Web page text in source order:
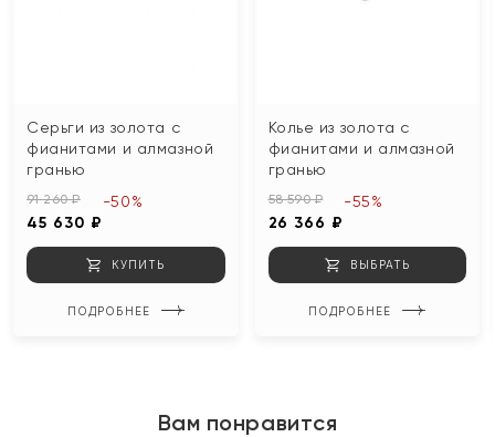
Серьги из золота с
фианитами и алмазной
гранью
91 260 ₽
45 630 ₽
-50%
КУПИТЬ
ПОДРОБНЕЕ
Колье из золота с
фианитами и алмазной
гранью
58 590 ₽
26 366 ₽
-55%
ВЫБРАТЬ
ПОДРОБНЕЕ
Вам понравится